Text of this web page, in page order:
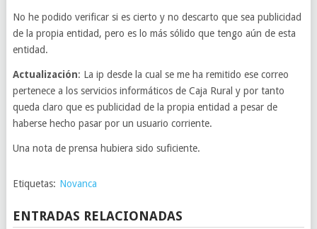
No he podido verificar si es cierto y no descarto que sea publicidad
de la propia entidad, pero es lo más sólido que tengo aún de esta
entidad.
Actualización: La ip desde la cual se me ha remitido ese correo
pertenece a los servicios informáticos de Caja Rural y por tanto
queda claro que es publicidad de la propia entidad a pesar de
haberse hecho pasar por un usuario corriente.
Una nota de prensa hubiera sido suficiente.
Etiquetas: Novanca
ENTRADAS RELACIONADAS